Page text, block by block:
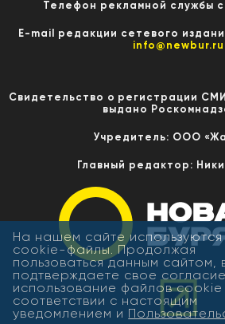
Телефон рекламной службы
E-mail редакции сетевого
info@newbur.ru
Свидетельство о регистрации
выдано
Учредитель: ООО
Главный редактор:
На нашем сайте используются
cookie-файлы. Продолжая
пользоваться данным сайтом,
подтверждаете свое
использование файлов cookie
соответствии с настоящим
уведомлением и